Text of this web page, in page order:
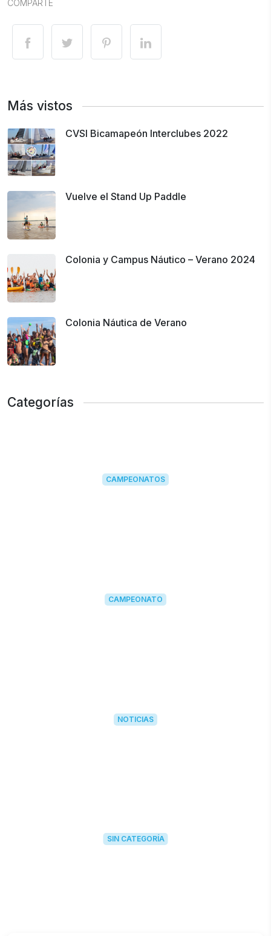
COMPARTE
Más vistos
CVSI Bicamapeón Interclubes 2022
Vuelve el Stand Up Paddle
Colonia y Campus Náutico – Verano 2024
Colonia Náutica de Verano
Categorías
CAMPEONATOS
CAMPEONATO
NOTICIAS
SIN CATEGORÍA